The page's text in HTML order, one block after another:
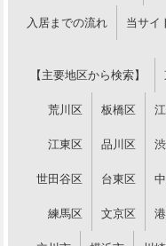
入居までの流れ 当サイ
【主要地区から検索】
荒川区 板橋区
江東区 品川区
世田谷区 台東区
練馬区 文京区